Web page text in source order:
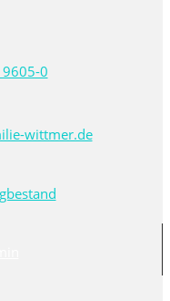
0
wittmer.de